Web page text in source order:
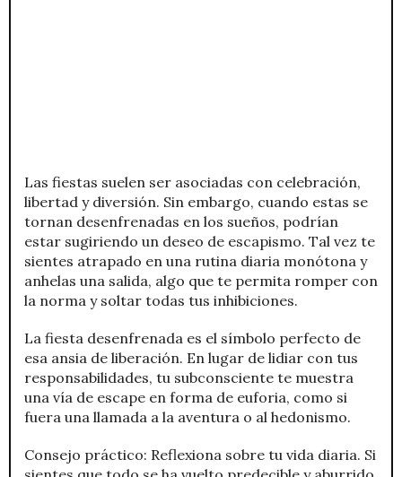
Las fiestas suelen ser asociadas con celebración,
libertad y diversión. Sin embargo, cuando estas se
tornan desenfrenadas en los sueños, podrían
estar sugiriendo un deseo de escapismo. Tal vez te
sientes atrapado en una rutina diaria monótona y
anhelas una salida, algo que te permita romper con
la norma y soltar todas tus inhibiciones.
La fiesta desenfrenada es el símbolo perfecto de
esa ansia de liberación. En lugar de lidiar con tus
responsabilidades, tu subconsciente te muestra
una vía de escape en forma de euforia, como si
fuera una llamada a la aventura o al hedonismo.
Consejo práctico: Reflexiona sobre tu vida diaria. Si